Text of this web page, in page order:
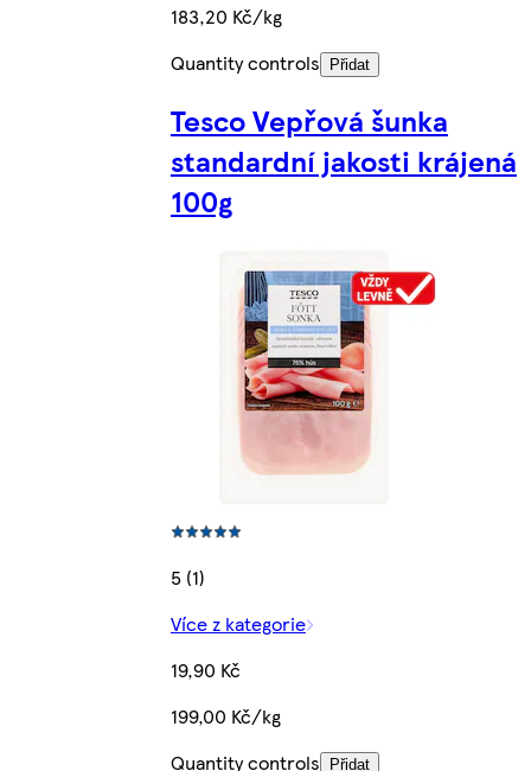
183,20 Kč/kg
Quantity controls
Přidat
Tesco Vepřová šunka
standardní jakosti krájená
100g
5 (1)
Více z kategorie
19,90 Kč
199,00 Kč/kg
Quantity controls
Přidat